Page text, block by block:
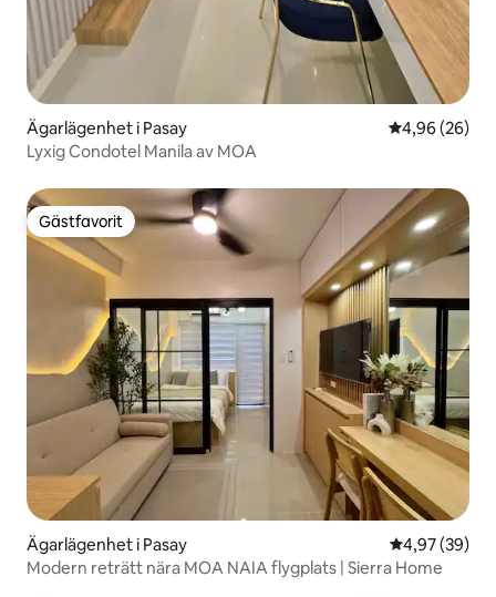
Ägarlägenhet i Pasay 4,96 av 5 i
4,96 (26)
Lyxig Condotel Manila av MOA
Gästfavorit
Gästfavorit
Ägarlägenhet i Pasay 4,97 av 5 i
4,97 (39)
Modern reträtt nära MOA NAIA flygplats | Sierra Home